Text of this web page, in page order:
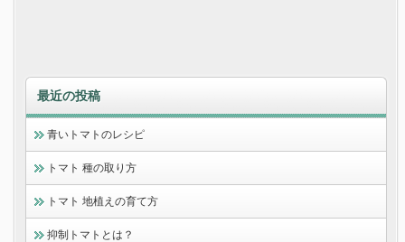
最近の投稿
青いトマトのレシピ
トマト 種の取り方
トマト 地植えの育て方
抑制トマトとは？